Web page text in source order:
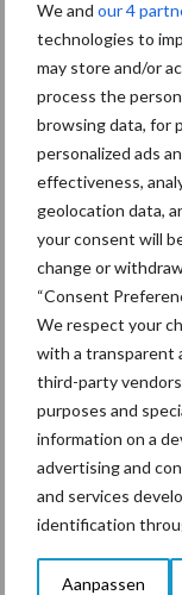
We and our 4
technologies to
may store and/or
process the
browsing data, for
personalized ads
effectiveness,
geolocation data,
your consent will
change or
“Consent
We respect your
with a transparent
third-party
purposes and
information on a
advertising and
and services
identification
Aanpassen
Primaire
Sidebar
Recent
7 aug